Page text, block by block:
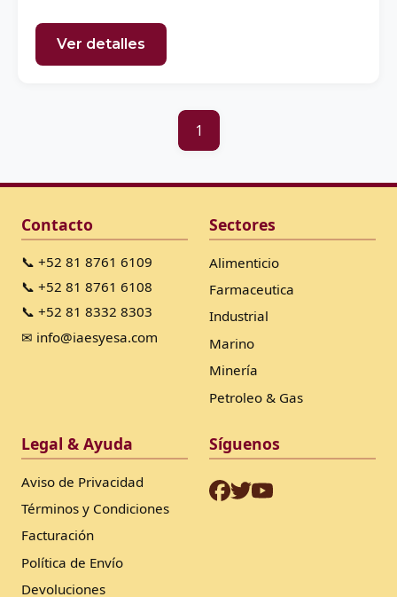
Ver detalles
1
Contacto
📞 +52 81 8761 6109
📞 +52 81 8761 6108
📞 +52 81 8332 8303
✉ info@iaesyesa.com
Sectores
Alimenticio
Farmaceutica
Industrial
Marino
Minería
Petroleo & Gas
Legal & Ayuda
Aviso de Privacidad
Términos y Condiciones
Facturación
Política de Envío
Devoluciones
Síguenos